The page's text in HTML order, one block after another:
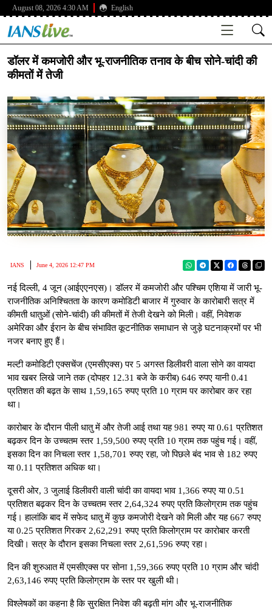
August 08, 2026 4:30 AM English
डॉलर में कमजोरी और भू-राजनीतिक तनाव के बीच सोने-चांदी की
कीमतों में तेजी
IANS June 4, 2026 12:47 PM
नई दिल्ली, 4 जून (आईएएनएस)। डॉलर में कमजोरी और पश्चिम एशिया में जारी भू-
राजनीतिक अनिश्चितता के कारण कमोडिटी बाजार में गुरुवार के कारोबारी सत्र में
कीमती धातुओं (सोने-चांदी) की कीमतों में तेजी देखने को मिली। वहीं, निवेशक
अमेरिका और ईरान के बीच संभावित कूटनीतिक समाधान से जुड़े घटनाक्रमों पर भी
नजर बनाए हुए हैं।
मल्टी कमोडिटी एक्सचेंज (एमसीएक्स) पर 5 अगस्त डिलीवरी वाला सोने का वायदा
भाव खबर लिखे जाने तक (दोपहर 12.31 बजे के करीब) 646 रुपए यानी 0.41
प्रतिशत की बढ़त के साथ 1,59,165 रुपए प्रति 10 ग्राम पर कारोबार कर रहा
था।
कारोबार के दौरान पीली धातु में और तेजी आई तथा यह 981 रुपए या 0.61 प्रतिशत
बढ़कर दिन के उच्चतम स्तर 1,59,500 रुपए प्रति 10 ग्राम तक पहुंच गई। वहीं,
इसका दिन का निचला स्तर 1,58,701 रुपए रहा, जो पिछले बंद भाव से 182 रुपए
या 0.11 प्रतिशत अधिक था।
दूसरी ओर, 3 जुलाई डिलीवरी वाली चांदी का वायदा भाव 1,366 रुपए या 0.51
प्रतिशत बढ़कर दिन के उच्चतम स्तर 2,64,324 रुपए प्रति किलोग्राम तक पहुंच
गई। हालांकि बाद में सफेद धातु में कुछ कमजोरी देखने को मिली और यह 667 रुपए
या 0.25 प्रतिशत गिरकर 2,62,291 रुपए प्रति किलोग्राम पर कारोबार करती
दिखी। सत्र के दौरान इसका निचला स्तर 2,61,596 रुपए रहा।
दिन की शुरुआत में एमसीएक्स पर सोना 1,59,366 रुपए प्रति 10 ग्राम और चांदी
2,63,146 रुपए प्रति किलोग्राम के स्तर पर खुली थी।
विश्लेषकों का कहना है कि सुरक्षित निवेश की बढ़ती मांग और भू-राजनीतिक